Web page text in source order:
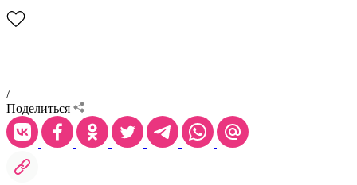
/
Поделиться